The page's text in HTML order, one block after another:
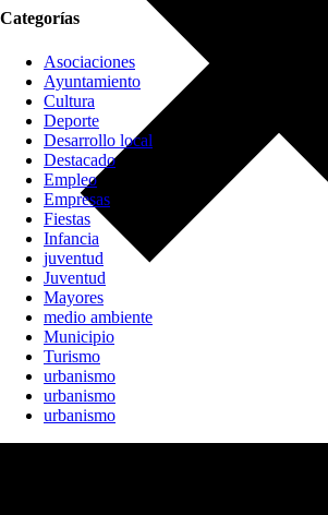
Categorías
Asociaciones
Ayuntamiento
Cultura
Deporte
Desarrollo local
Destacado
Empleo
Empresas
Fiestas
Infancia
juventud
Juventud
Mayores
medio ambiente
Municipio
Turismo
urbanismo
urbanismo
urbanismo